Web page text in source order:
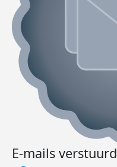
E-mails verstuurd